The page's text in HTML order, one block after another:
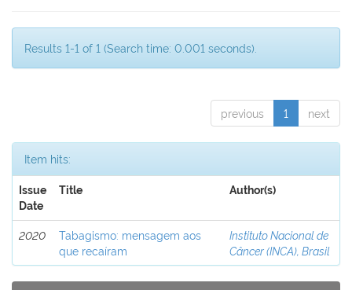
Results 1-1 of 1 (Search time: 0.001 seconds).
previous 1 next
Item hits:
Issue
Date
Title Author(s)
2020
Tabagismo: mensagem aos
que recaíram
Instituto Nacional de
Câncer (INCA), Brasil